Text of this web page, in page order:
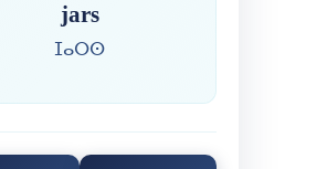
jars
ⵊⴰⵔⵙ